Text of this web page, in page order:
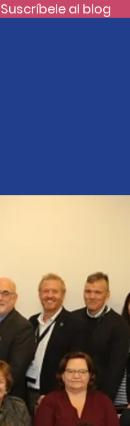
Suscríbele al blog